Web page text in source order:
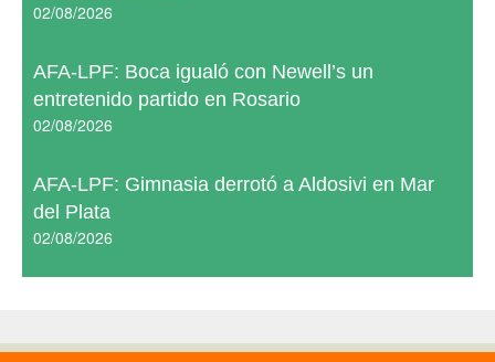
02/08/2026
AFA-LPF: Boca igualó con Newell’s un
entretenido partido en Rosario
02/08/2026
AFA-LPF: Gimnasia derrotó a Aldosivi en Mar
del Plata
02/08/2026